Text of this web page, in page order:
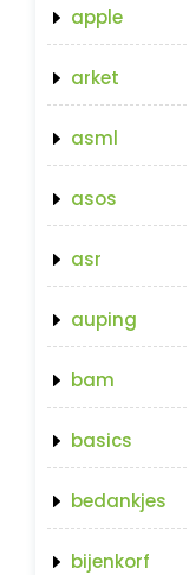
apple
arket
asml
asos
asr
auping
bam
basics
bedankjes
bijenkorf